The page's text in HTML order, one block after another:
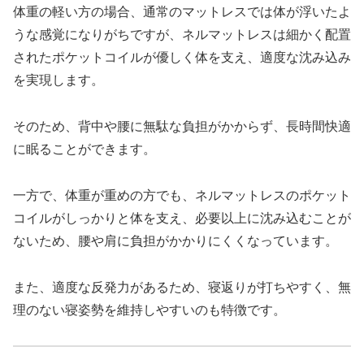
体重の軽い方の場合、通常のマットレスでは体が浮いたよ
うな感覚になりがちですが、ネルマットレスは細かく配置
されたポケットコイルが優しく体を支え、適度な沈み込み
を実現します。
そのため、背中や腰に無駄な負担がかからず、長時間快適
に眠ることができます。
一方で、体重が重めの方でも、ネルマットレスのポケット
コイルがしっかりと体を支え、必要以上に沈み込むことが
ないため、腰や肩に負担がかかりにくくなっています。
また、適度な反発力があるため、寝返りが打ちやすく、無
理のない寝姿勢を維持しやすいのも特徴です。